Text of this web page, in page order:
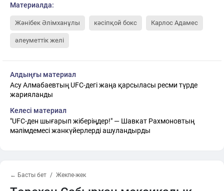
Материалда:
Жәнібек Әлімханұлы кәсіпқой бокс Карлос Адамес
әлеуметтік желі
Алдыңғы материал
Асу Алмабаевтың UFC-дегі жаңа қарсыласы ресми түрде
жарияланды
Келесі материал
"UFC-ден шығарып жіберіңдер!" — Шавкат Рахмоновтың
мәлімдемесі жанкүйерлерді ашуландырды
← Басты бет Жекпе-жек